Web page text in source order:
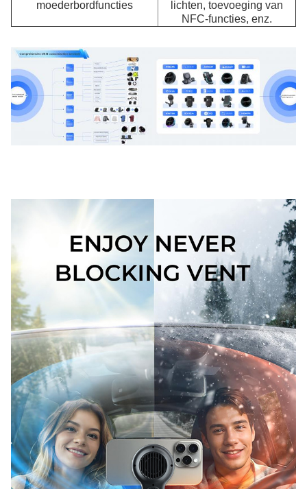
moederbordfuncties
lichten, toevoeging van
NFC-functies, enz.